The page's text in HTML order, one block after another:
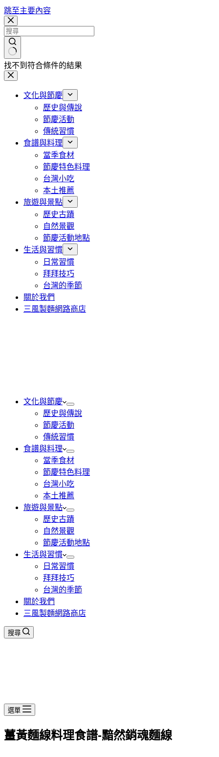
跳至主要內容
找不到符合條件的結果
文化與節慶
歷史與傳說
節慶活動
傳統習慣
食譜與料理
當季食材
節慶特色料理
台灣小吃
本土推薦
旅遊與景點
歷史古蹟
自然景觀
節慶活動地點
生活與習慣
日常習慣
拜拜技巧
台灣的季節
關於我們
三風製麵網路商店
文化與節慶
歷史與傳說
節慶活動
傳統習慣
食譜與料理
當季食材
節慶特色料理
台灣小吃
本土推薦
旅遊與景點
歷史古蹟
自然景觀
節慶活動地點
生活與習慣
日常習慣
拜拜技巧
台灣的季節
關於我們
三風製麵網路商店
搜尋
選單
薑黃麵線料理食譜-黯然銷魂麵線